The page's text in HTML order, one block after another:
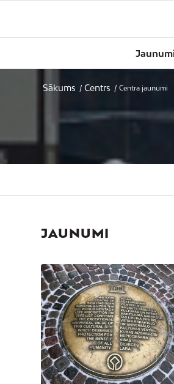
Sākums / Centrs / Centra jaunumi
JAUNUMI